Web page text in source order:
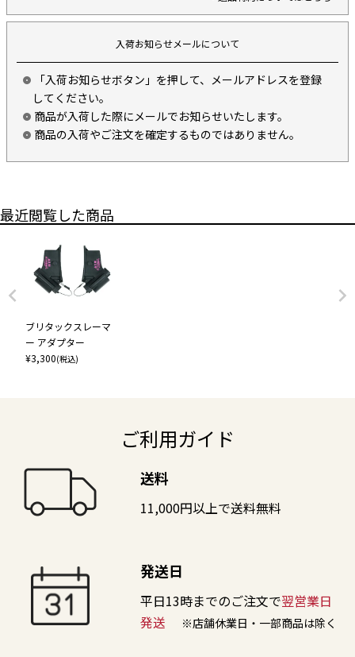
入荷お知らせメールについて
「入荷お知らせボタン」を押して、メールアドレスを登録
してください。
商品が入荷した際にメールでお知らせいたします。
商品の入荷やご注文を確定するものではありません。
最近閲覧した商品
ブリタックスレーマ
ー アダプター
¥3,300(税込)
ご利用ガイド
送料
11,000円以上で送料無料
発送日
平日13時までのご注文で翌営業日
発送
※店舗休業日・一部商品は除く